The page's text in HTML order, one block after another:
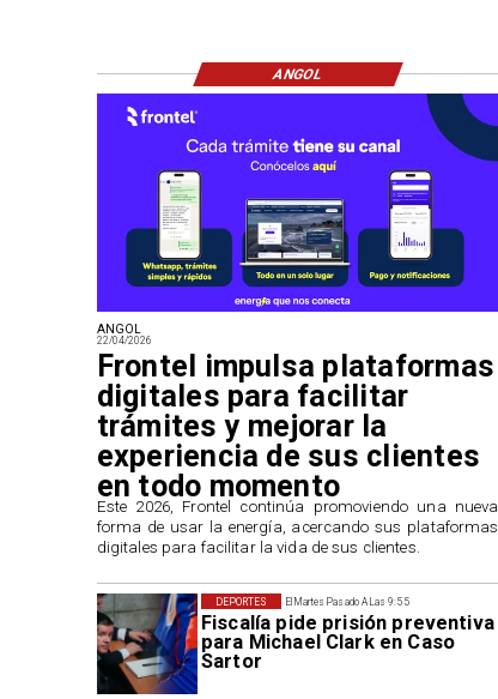
El Martes Pasado A Las 9:55
Fiscalía pide prisión preventiva
para Michael Clark en Caso
Sartor
DEPORTES
ANGOL
22/04/2026
Frontel impulsa plataformas
digitales para facilitar
trámites y mejorar la
experiencia de sus clientes
en todo momento
​Este 2026, Frontel continúa promoviendo una nueva
forma de usar la energía, acercando sus plataformas
digitales para facilitar la vida de sus clientes.
ANGOL